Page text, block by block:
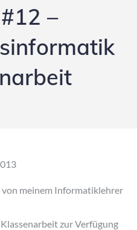
–
meinem Informatiklehrer
zur Verfügung